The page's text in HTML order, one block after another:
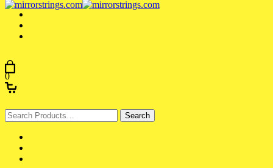
0
Search
for: